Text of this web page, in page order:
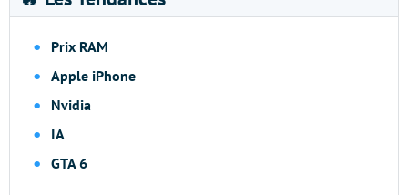
Prix RAM
Apple iPhone
Nvidia
IA
GTA 6